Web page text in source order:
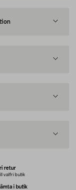
retur
valfri butik
i butik